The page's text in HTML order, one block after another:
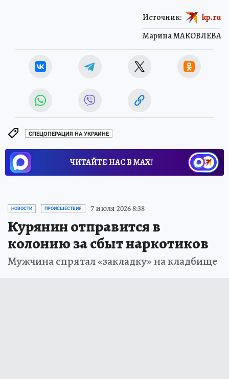
Марина МАКОВЛЕВА
Источник: kp.ru
СПЕЦОПЕРАЦИЯ НА УКРАИНЕ
ЧИТАЙТЕ НАС В МАХ!
НОВОСТИ ПРОИСШЕСТВИЯ 7 июля 2026 8:38
Курянин отправится в
колонию за сбыт наркотиков
Мужчина спрятал «закладку» на кладбище